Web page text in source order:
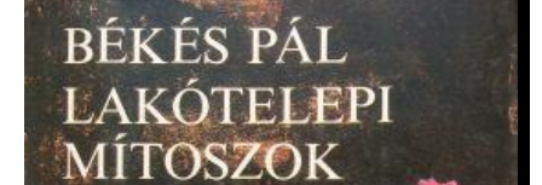
KÉP